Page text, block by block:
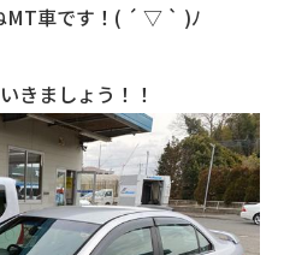
MT車です！( ´ ▽ ` )ﾉ
きましょう！！